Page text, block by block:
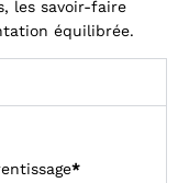
les savoir-faire
équilibrée.
*